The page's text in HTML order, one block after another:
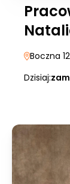
Boczna 12
Dzisiaj: